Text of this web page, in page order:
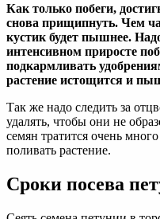
Как только побеги,
снова прищипнуть. Чем
кустик будет пышнее.
интенсивном приросте
подкармливать
растение истощится и
Так же надо следить за
удалять, чтобы они не
семян тратится очень
поливать растение.
Сроки посева